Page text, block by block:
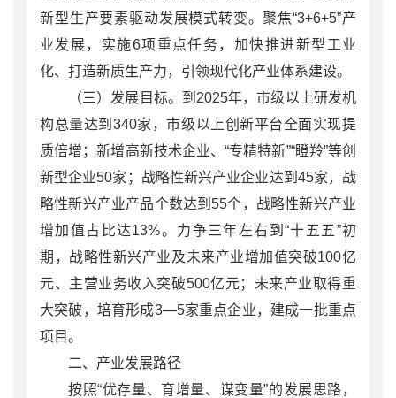
新型生产要素驱动发展模式转变。聚焦“3+6+5”产
业发展，实施6项重点任务，加快推进新型工业
化、打造新质生产力，引领现代化产业体系建设。
（三）发展目标。到2025年，市级以上研发机
构总量达到340家，市级以上创新平台全面实现提
质倍增；新增高新技术企业、“专精特新”“瞪羚”等创
新型企业50家；战略性新兴产业企业达到45家，战
略性新兴产业产品个数达到55个，战略性新兴产业
增加值占比达13%。力争三年左右到“十五五”初
期，战略性新兴产业及未来产业增加值突破100亿
元、主营业务收入突破500亿元；未来产业取得重
大突破，培育形成3—5家重点企业，建成一批重点
项目。
二、产业发展路径
按照“优存量、育增量、谋变量”的发展思路，